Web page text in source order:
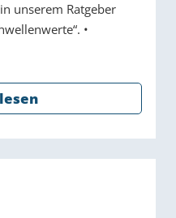
unserem Ratgeber
•